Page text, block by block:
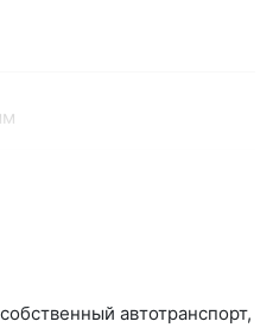
до 16:00
автотранспорт,